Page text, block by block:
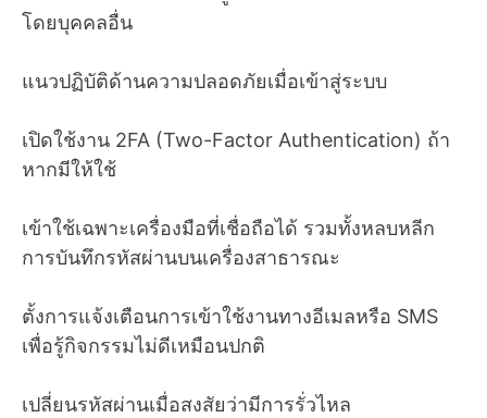
โดยบุคคลอื่น
แนวปฏิบัติด้านความปลอดภัยเมื่อเข้าสู่ระบบ
เปิดใช้งาน 2FA (Two-Factor Authentication) ถ้า
หากมีให้ใช้
เข้าใช้เฉพาะเครื่องมือที่เชื่อถือได้ รวมทั้งหลบหลีก
การบันทึกรหัสผ่านบนเครื่องสาธารณะ
ตั้งการแจ้งเตือนการเข้าใช้งานทางอีเมลหรือ SMS
เพื่อรู้กิจกรรมไม่ดีเหมือนปกติ
เปลี่ยนรหัสผ่านเมื่อสงสัยว่ามีการรั่วไหล